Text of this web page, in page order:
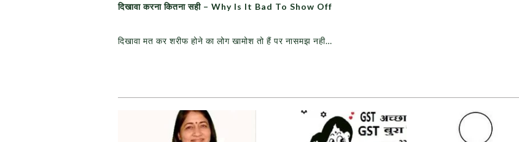
दिखावा करना कितना सही – Why Is It Bad To Show Off
दिखावा मत कर शरीफ होने का लोग खामोश तो हैं पर नासमझ नही…